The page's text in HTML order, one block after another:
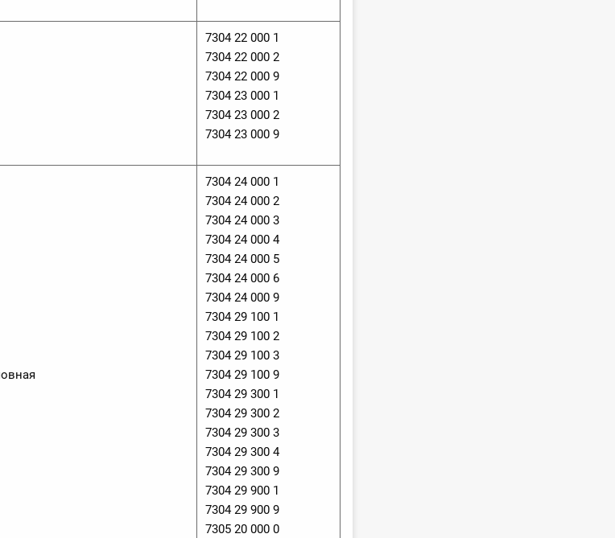
7304 22 000 1
7304 22 000 2
7304 22 000 9
7304 23 000 1
7304 23 000 2
7304 23 000 9
7304 24 000 1
7304 24 000 2
7304 24 000 3
7304 24 000 4
7304 24 000 5
7304 24 000 6
7304 24 000 9
7304 29 100 1
7304 29 100 2
7304 29 100 3
7304 29 100 9
7304 29 300 1
7304 29 300 2
7304 29 300 3
7304 29 300 4
7304 29 300 9
7304 29 900 1
7304 29 900 9
7305 20 000 0